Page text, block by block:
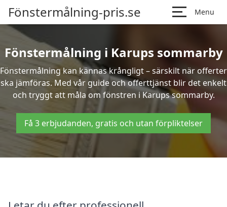
Fönstermålning-pris.se Menu
Fönstermålning i Karups sommarby
Fönstermålning kan kännas krångligt – särskilt när offerter
ska jämföras. Med vår guide och offerttjänst blir det enkelt
och tryggt att måla om fönstren i Karups sommarby.
Få 3 erbjudanden, gratis och utan förpliktelser